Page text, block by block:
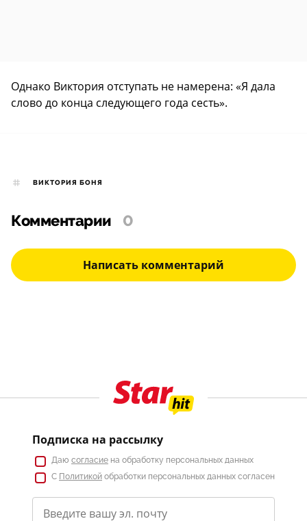
Однако Виктория отступать не намерена: «Я дала
слово до конца следующего года сесть».
ВИКТОРИЯ БОНЯ
Комментарии 0
Написать комментарий
Подписка на рассылку
Даю согласие на обработку персональных данных
С Политикой обработки персональных данных согласен